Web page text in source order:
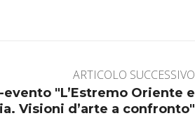
ARTICOLO SUCCESSIVO
"L’Estremo Oriente e
Visioni d’arte a confronto"